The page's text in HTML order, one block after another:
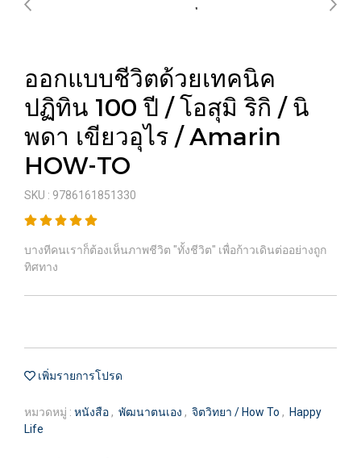
ออกแบบชีวิตด้วยเทคนิค
ปฏิทิน 100 ปี / โอสุมิ ริกิ / นิ
พดา เขียวอุไร / Amarin
HOW-TO
SKU : 9786161851330
บางทีคนเราก็ต้องเห็นภาพชีวิต "ทั้งชีวิต" เพื่อก้าวเดินต่ออย่างถูก
ทิศทาง
เพิ่มรายการโปรด
หมวดหมู่ : หนังสือ , พัฒนาตนเอง , จิตวิทยา / How To , Happy
Life